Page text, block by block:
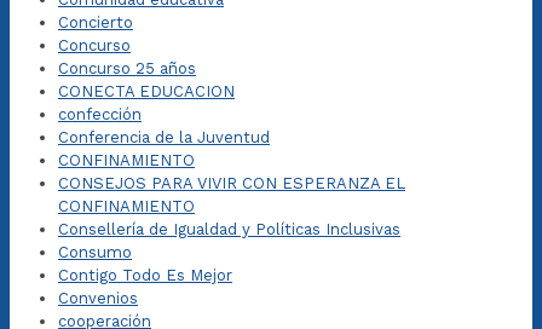
Concierto
Concurso
Concurso 25 años
CONECTA EDUCACION
confección
Conferencia de la Juventud
CONFINAMIENTO
CONSEJOS PARA VIVIR CON ESPERANZA EL
CONFINAMIENTO
Consellería de Igualdad y Políticas Inclusivas
Consumo
Contigo Todo Es Mejor
Convenios
cooperación